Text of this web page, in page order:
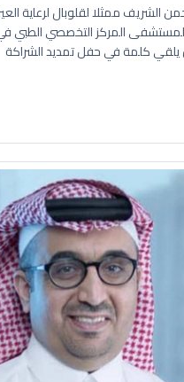
الشريف ممثلا لقلوبال لرعاية
لمستشفى المركز التخصصي
يلقي كلمة في حفل تمديد الشراكة